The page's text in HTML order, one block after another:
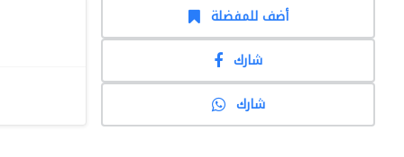
أضف للمفضلة
شارك
شارك